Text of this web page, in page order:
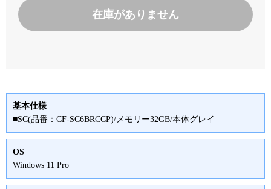
在庫がありません
基本仕様
■SC(品番：CF-SC6BRCCP)/メモリー32GB/本体グレイ
OS
Windows 11 Pro